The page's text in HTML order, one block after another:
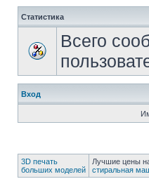
Статистика
Всего
Вход
3D печать
больших моделей
Лучшие цены
стиральная